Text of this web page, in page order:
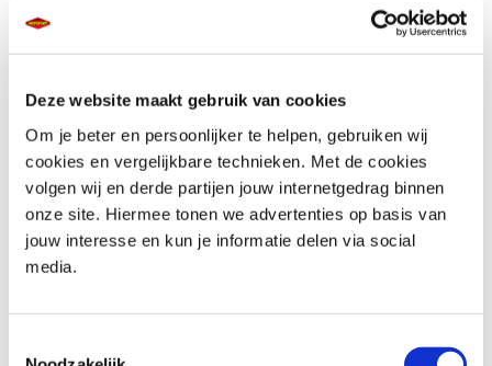
Deze website maakt gebruik van cookies
Om je beter en persoonlijker te helpen, gebruiken wij
cookies en vergelijkbare technieken. Met de cookies
volgen wij en derde partijen jouw internetgedrag binnen
onze site. Hiermee tonen we advertenties op basis van
jouw interesse en kun je informatie delen via social
media.
Suzuki SV 650 ABS
€ 5.990,-
Uit2023
Honda
CRF 1100 AFRICA TWIN
€ 15.999,-